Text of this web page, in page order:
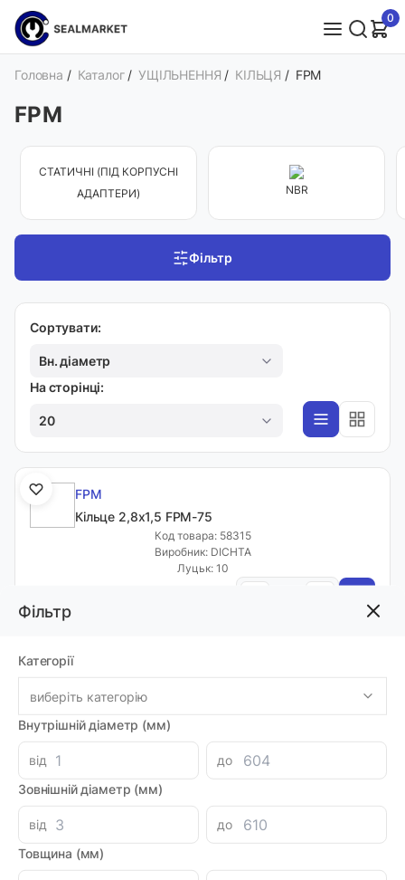
0
Фільтр
Категорії
виберіть категорію
Внутрішній діаметр (мм)
від
до
Зовнішній діаметр (мм)
від
до
Товщина (мм)
Головна / Каталог /УЩІЛЬНЕННЯ / КІЛЬЦЯ / FPM
FPM
СТАТИЧНІ (ПІД КОРПУСНІ
АДАПТЕРИ)
NBR
Фільтр
Сортувати:
Вн. діаметр
На сторінці:
20
FPM
Кільце 2,8х1,5 FPM-75
Код товара: 58315
Виробник: DICHTA
Луцьк: 10
Мінімальна сума замовлення однієї позиції - 30 грн.
Кільце 3,68х1,78 FPM-75
Код товара: 46452
Артикул: 28014
Виробник: DICHTA
Луцьк: 8
Мінімальна сума замовлення однієї позиції - 30 грн.